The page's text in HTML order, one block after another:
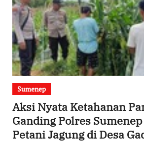
Sumenep
Aksi Nyata Ketahanan
Ganding Polres
Petani Jagung di Desa